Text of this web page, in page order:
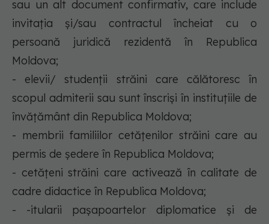
sau un alt document confirmativ, care include
invitaţia şi/sau contractul încheiat cu o
persoană juridică rezidentă în Republica
Moldova;
- elevii/ studenţii străini care călătoresc în
scopul admiterii sau sunt înscriși în instituțiile de
învățământ din Republica Moldova;
- membrii familiilor cetăţenilor străini care au
permis de şedere în Republica Moldova;
- cetăţeni străini care activează în calitate de
cadre didactice în Republica Moldova;
- -itularii paşapoartelor diplomatice şi de